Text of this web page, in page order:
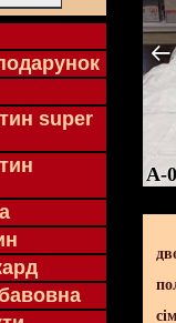
super
A-